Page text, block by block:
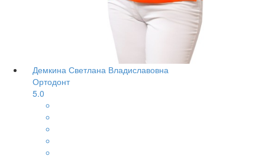
Демкина Светлана Владиславовна
Ортодонт
5.0